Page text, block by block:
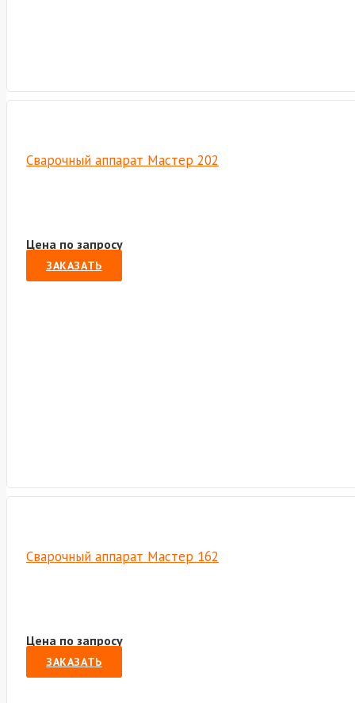
Сварочный аппарат Мастер 202
Цена по запросу
ЗАКАЗАТЬ
Cварочный аппарат Мастер 162
Цена по запросу
ЗАКАЗАТЬ